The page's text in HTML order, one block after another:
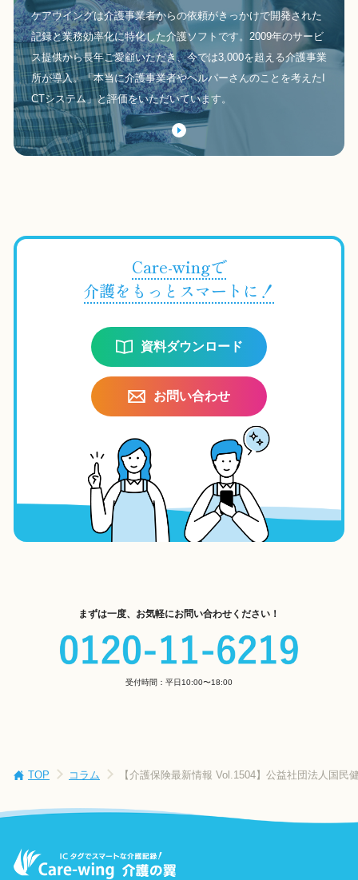
ケアウイングは介護事業者からの依頼がきっかけで開発された
記録と業務効率化に特化した介護ソフトです。2009年のサービ
ス提供から長年ご愛顧いただき、今では3,000を超える介護事業
所が導入。「本当に介護事業者やヘルパーさんのことを考えたI
CTシステム」と評価をいただいています。
Care-wingで
介護をもっとスマートに！
資料ダウンロード
お問い合わせ
まずは一度、お気軽にお問い合わせください！
受付時間：平日10:00〜18:00
TOP コラム 【介護保険最新情報 Vol.1504】公益社団法人国